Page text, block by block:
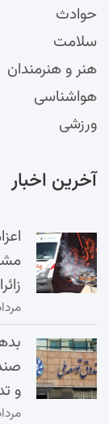
حوادث
سلامت
هنر و هنرمندان
هواشناسی
ورزشی
آخرین اخبار
مرداد ۱۷,
و
مرداد ۱۷,